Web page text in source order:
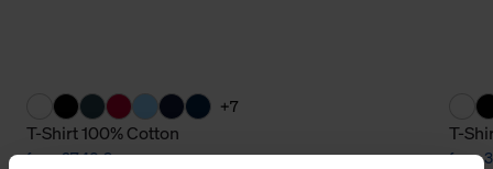
+7
T-Shirt 100% Cotton
from 27,40 €
T-
from